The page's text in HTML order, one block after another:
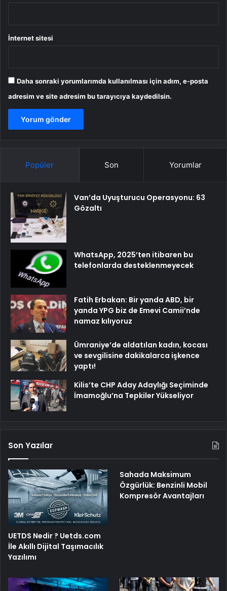
İnternet sitesi
Daha sonraki yorumlarımda kullanılması için adım, e-posta
adresim ve site adresim bu tarayıcıya kaydedilsin.
Popüler Son Yorumlar
Van’da Uyuşturucu Operasyonu: 63
Gözaltı
WhatsApp, 2025’ten itibaren bu
telefonlarda desteklenmeyecek
Fatih Erbakan: Bir yanda ABD, bir
yanda YPG biz de Emevi Camii’nde
namaz kılıyoruz
Ümraniye’de aldatılan kadın, kocası
ve sevgilisine dakikalarca işkence
yaptı!
Kilis’te CHP Aday Adaylığı Seçiminde
İmamoğlu’na Tepkiler Yükseliyor
Son Yazılar
UETDS Nedir ? Uetds.com
İle Akıllı Dijital Taşımacılık
Yazılımı
Sahada Maksimum
Özgürlük: Benzinli Mobil
Kompresör Avantajları